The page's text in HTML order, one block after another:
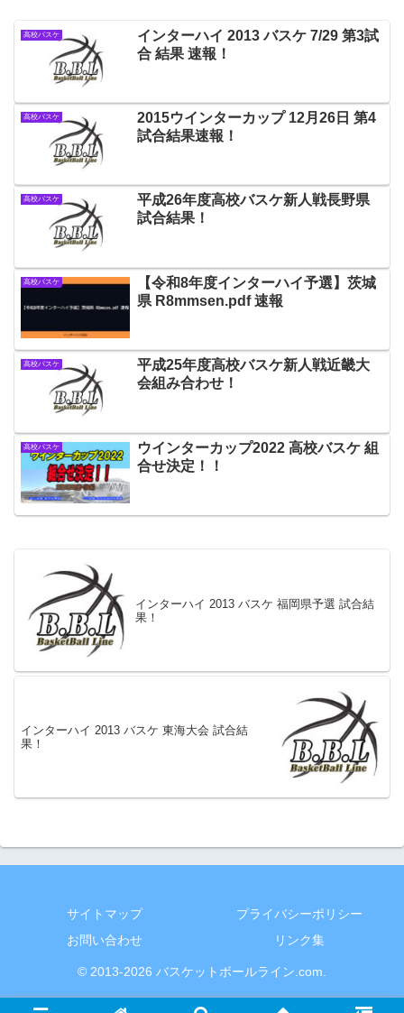
高校バスケ
インターハイ 2013 バスケ 7/29 第3試
合 結果 速報！
高校バスケ
2015ウインターカップ 12月26日 第4
試合結果速報！
高校バスケ
平成26年度高校バスケ新人戦長野県
試合結果！
高校バスケ
【令和8年度インターハイ予選】茨城
県 R8mmsen.pdf 速報
高校バスケ
平成25年度高校バスケ新人戦近畿大
会組み合わせ！
高校バスケ
ウインターカップ2022 高校バスケ 組
合せ決定！！
インターハイ 2013 バスケ 福岡県予選 試合結
果！
インターハイ 2013 バスケ 東海大会 試合結
果！
サイトマップ
プライバシーポリシー
お問い合わせ
リンク集
© 2013-2026 バスケットボールライン.com.